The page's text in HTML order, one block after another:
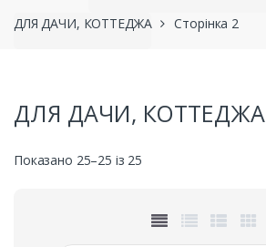
ДЛЯ ДАЧИ, КОТТЕДЖА Сторінка 2
ДЛЯ ДАЧИ, КОТТЕДЖА
Показано 25–25 із 25